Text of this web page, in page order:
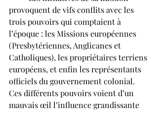
provoquent de vifs conflits avec les
trois pouvoirs qui comptaient à
l’époque : les Missions européennes
(Presbytériennes, Anglicanes et
Catholiques), les propriétaires terriens
européens, et enfin les représentants
officiels du gouvernement colonial.
Ces différents pouvoirs voient d’un
mauvais œil l’influence grandissante